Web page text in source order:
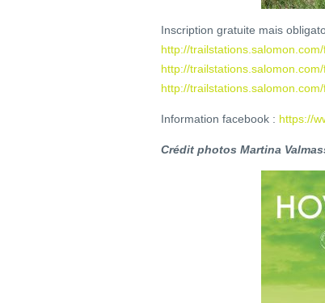
Inscription gratuite mais
http://
http://
http://
Information facebook : https://
Crédit photos Martina